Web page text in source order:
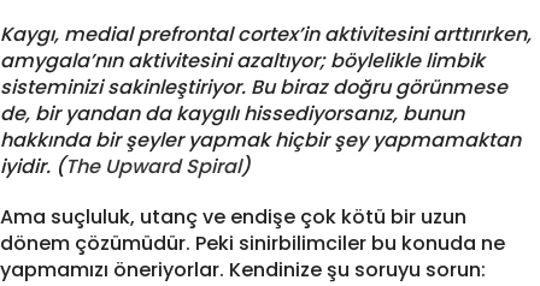
Kaygı, medial prefrontal cortex’in aktivitesini arttırırken,
amygala’nın aktivitesini azaltıyor; böylelikle limbik
sisteminizi sakinleştiriyor. Bu biraz doğru görünmese
de, bir yandan da kaygılı hissediyorsanız, bunun
hakkında bir şeyler yapmak hiçbir şey yapmamaktan
iyidir. (The Upward Spiral)
Ama suçluluk, utanç ve endişe çok kötü bir uzun
dönem çözümüdür. Peki sinirbilimciler bu konuda ne
yapmamızı öneriyorlar. Kendinize şu soruyu sorun: